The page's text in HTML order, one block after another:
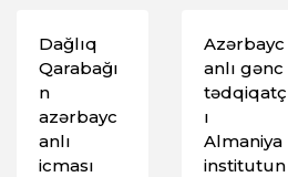
Dağlıq
Qarabağı
n
azərbayc
anlı
icması
Azərbayc
anlı gənc
tədqiqatç
ı
Almaniya
institutun